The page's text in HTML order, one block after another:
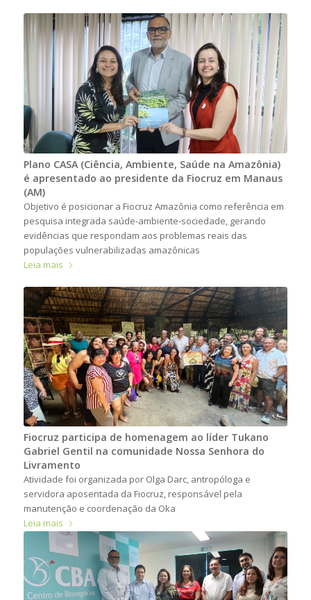
Plano CASA (Ciência, Ambiente, Saúde na Amazônia)
é apresentado ao presidente da Fiocruz em Manaus
(AM)
Objetivo é posicionar a Fiocruz Amazônia como referência em
pesquisa integrada saúde-ambiente-sociedade, gerando
evidências que respondam aos problemas reais das
populações vulnerabilizadas amazônicas
Leia mais
Fiocruz participa de homenagem ao líder Tukano
Gabriel Gentil na comunidade Nossa Senhora do
Livramento
Atividade foi organizada por Olga Darc, antropóloga e
servidora aposentada da Fiocruz, responsável pela
manutenção e coordenação da Oka
Leia mais